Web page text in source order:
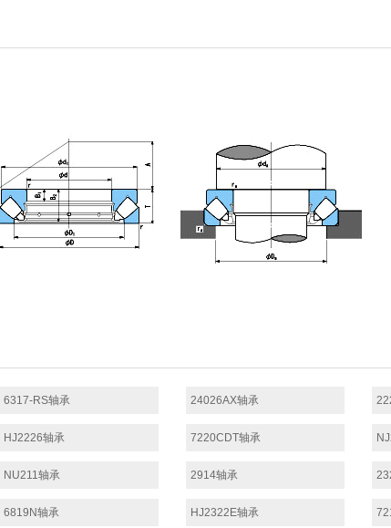
6317-RS轴承 24026AX轴承
HJ2226轴承 7220CDT轴承
NU211轴承 2914轴承
6819N轴承 HJ2322E轴承